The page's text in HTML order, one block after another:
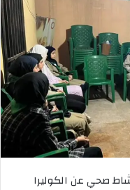
صحي عن الكوليرا